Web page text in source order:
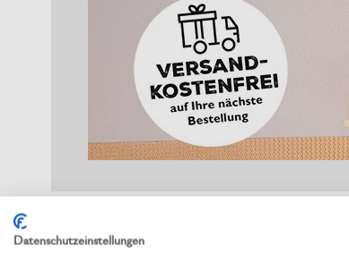
Datenschutzeinstellungen